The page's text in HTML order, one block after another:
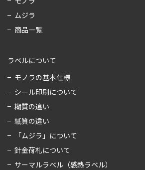
ムジラ
商品一覧
ラベルについて
モノラの基本仕様
シール印刷について
糊質の違い
紙質の違い
「ムジラ」について
針金荷札について
サーマルラベル（感熱ラベル）